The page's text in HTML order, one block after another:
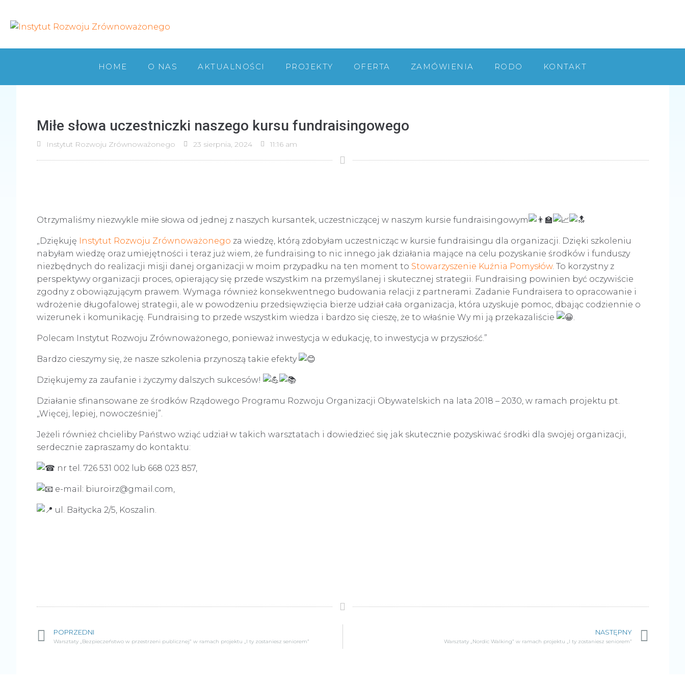
HOME O NAS AKTUALNOŚCI PROJEKTY OFERTA ZAMÓWIENIA RODO KONTAKT
Miłe słowa uczestniczki naszego kursu fundraisingowego
Instytut Rozwoju Zrównoważonego 23 sierpnia, 2024 11:16 am
Otrzymaliśmy niezwykle miłe słowa od jednej z naszych kursantek, uczestniczącej w naszym kursie fundraisingowym
„Dziękuję Instytut Rozwoju Zrównoważonego za wiedzę, którą zdobyłam uczestnicząc w kursie fundraisingu dla organizacji. Dzięki szkoleniu
nabyłam wiedzę oraz umiejętności i teraz już wiem, że fundraising to nic innego jak działania mające na celu pozyskanie środków i funduszy
niezbędnych do realizacji misji danej organizacji w moim przypadku na ten moment to Stowarzyszenie Kuźnia Pomysłów. To korzystny z
perspektywy organizacji proces, opierający się przede wszystkim na przemyślanej i skutecznej strategii. Fundraising powinien być oczywiście
zgodny z obowiązującym prawem. Wymaga również konsekwentnego budowania relacji z partnerami. Zadanie Fundraisera to opracowanie i
wdrożenie długofalowej strategii, ale w powodzeniu przedsięwzięcia bierze udział cała organizacja, która uzyskuje pomoc, dbając codziennie o
wizerunek i komunikację. Fundraising to przede wszystkim wiedza i bardzo się cieszę, że to właśnie Wy mi ją przekazaliście
.
Polecam Instytut Rozwoju Zrównoważonego, ponieważ inwestycja w edukację, to inwestycja w przyszłość.”
Bardzo cieszymy się, że nasze szkolenia przynoszą takie efekty
Dziękujemy za zaufanie i życzymy dalszych sukcesów!
Działanie sfinansowane ze środków Rządowego Programu Rozwoju Organizacji Obywatelskich na lata 2018 – 2030, w ramach projektu pt.
„Więcej, lepiej, nowocześniej”.
Jeżeli również chcieliby Państwo wziąć udział w takich warsztatach i dowiedzieć się jak skutecznie pozyskiwać środki dla swojej organizacji,
serdecznie zapraszamy do kontaktu:
nr tel. 726 531 002 lub 668 023 857,
e-mail: biuroirz@gmail.com,
ul. Bałtycka 2/5, Koszalin.
POPRZEDNI
Warsztaty „Bezpieczeństwo w przestrzeni publicznej” w ramach projektu „I ty zostaniesz seniorem”
NASTĘPNY
Warsztaty „Nordic Walking” w ramach projektu „I ty zostaniesz seniorem”